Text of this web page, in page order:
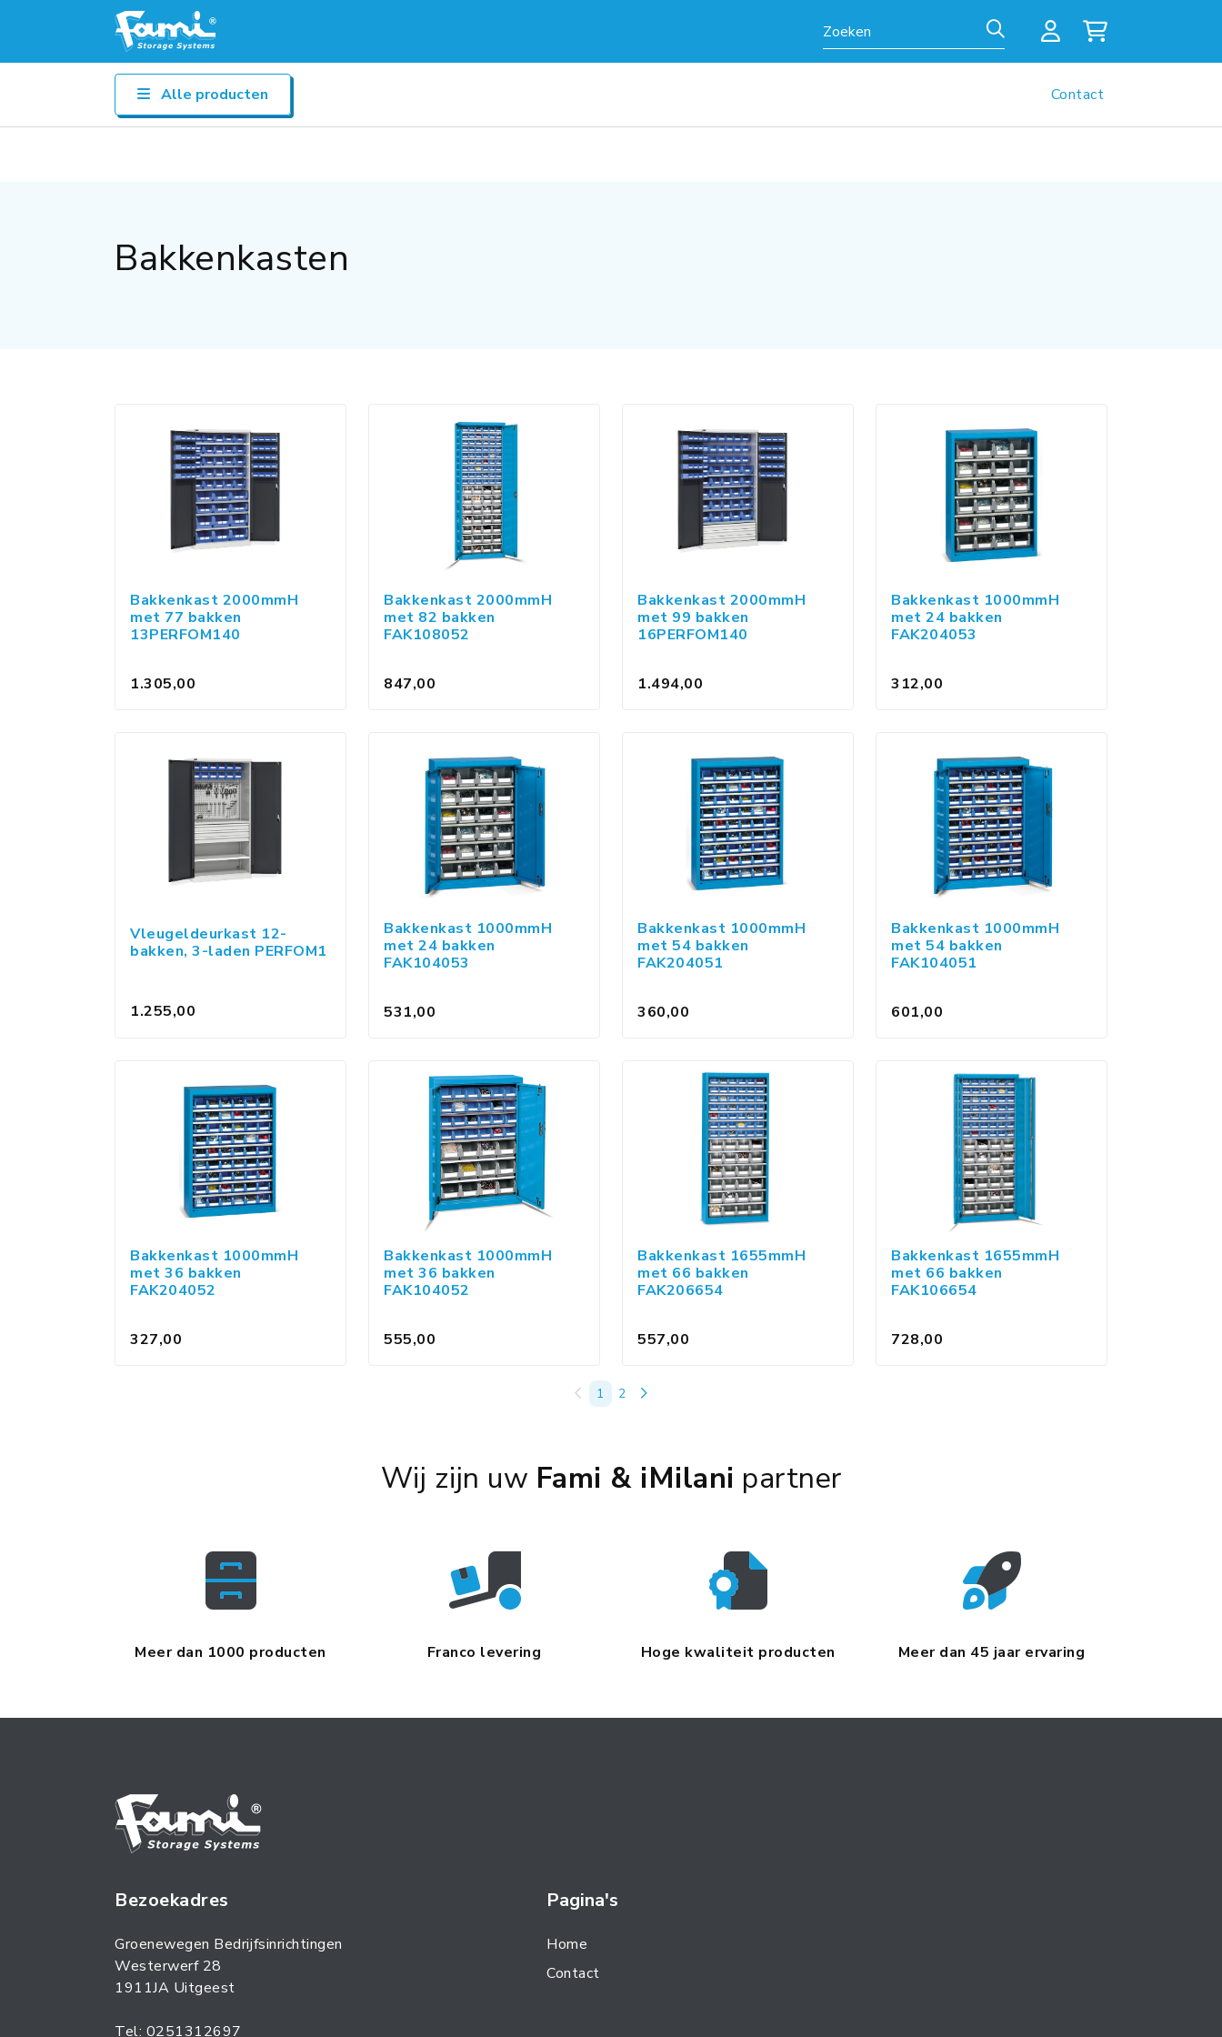
Zoeken
Alle producten Contact
Bakkenkasten
Bakkenkast 2000mmH
met 77 bakken
13PERFOM140
1.305,00
Bakkenkast 2000mmH
met 82 bakken
FAK108052
847,00
Bakkenkast 2000mmH
met 99 bakken
16PERFOM140
1.494,00
Bakkenkast 1000mmH
met 24 bakken
FAK204053
312,00
Vleugeldeurkast 12-
bakken, 3-laden PERFOM1
1.255,00
Bakkenkast 1000mmH
met 24 bakken
FAK104053
531,00
Bakkenkast 1000mmH
met 54 bakken
FAK204051
360,00
Bakkenkast 1000mmH
met 54 bakken
FAK104051
601,00
Bakkenkast 1000mmH
met 36 bakken
FAK204052
327,00
Bakkenkast 1000mmH
met 36 bakken
FAK104052
555,00
Bakkenkast 1655mmH
met 66 bakken
FAK206654
557,00
Bakkenkast 1655mmH
met 66 bakken
FAK106654
728,00
1 2
Wij zijn uw Fami & iMilani partner
Meer dan 1000 producten Franco levering Hoge kwaliteit producten Meer dan 45 jaar ervaring
Pagina's
Home
Contact
Bezoekadres
Groenewegen Bedrijfsinrichtingen
Westerwerf 28
1911JA Uitgeest
Tel: 0251312697